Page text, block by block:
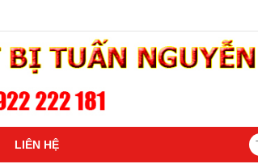
LIÊN HỆ